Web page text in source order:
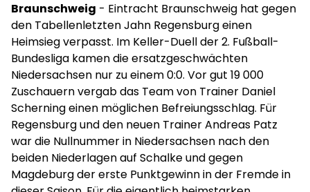
Braunschweig - Eintracht Braunschweig hat gegen
den Tabellenletzten Jahn Regensburg einen
Heimsieg verpasst. Im Keller-Duell der 2. Fußball-
Bundesliga kamen die ersatzgeschwächten
Niedersachsen nur zu einem 0:0. Vor gut 19 000
Zuschauern vergab das Team von Trainer Daniel
Scherning einen möglichen Befreiungsschlag. Für
Regensburg und den neuen Trainer Andreas Patz
war die Nullnummer in Niedersachsen nach den
beiden Niederlagen auf Schalke und gegen
Magdeburg der erste Punktgewinn in der Fremde in